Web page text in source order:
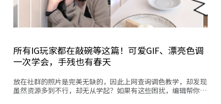
所有IG玩家都在敲碗等这篇！可爱GIF、漂亮色调
一次学会，手残也有春天
放在社群的照片是完美无缺的，因此上网查询调色教学，却发现
虽然资源多到不行，却无从学起？如果有这些困扰，编辑帮你…